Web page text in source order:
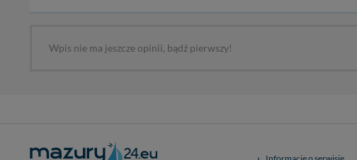
Wpis nie ma jeszcze opinii, bądź pierwszy!